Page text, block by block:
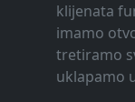
klijenata
imamo
tretiramo
uklapamo